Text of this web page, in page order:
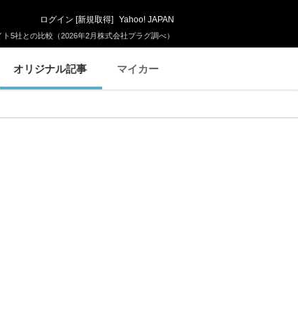
5社との比較（2026年2月株式会社プラグ調べ）
ログイン [新規取得] Yahoo! JAPAN
オリジナル記事 マイカー